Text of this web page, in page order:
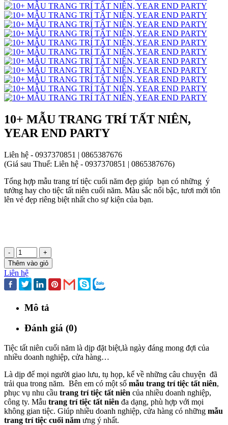
10+ MẪU TRANG TRÍ TẤT NIÊN,
YEAR END PARTY
Liên hệ - 0937370851 | 0865387676
(Giá sau Thuế: Liên hệ - 0937370851 | 0865387676)
Tổng hợp mẫu trang trí tiệc cuối năm đẹp giúp bạn có những ý
tưởng hay cho tiệc tất niên cuối năm. Màu sắc nổi bậc, tươi mới tôn
lên vẻ đẹp riêng biệt nhất cho sự kiện của bạn.
-
+
Thêm vào giỏ
Liên hệ
Mô tả
Đánh giá (0)
Tiệc tất niên cuối năm là dịp đặt biệt,là ngày đáng mong đợi của
nhiều doanh nghiệp, cửa hàng…
Là dịp để mọi người giao lưu, tụ họp, kể về những câu chuyện đã
trải qua trong năm. Bên em có một số mẫu trang trí tiệc tất niên,
phục vụ nhu cầu trang trí tiệc tất niên của nhiều doanh nghiệp,
công ty. Mẫu trang trí tiệc tất niên đa dạng, phù hợp với mọi
không gian tiệc. Giúp nhiều doanh nghiệp, cửa hàng có những mẫu
trang trí tiệc cuối năm ưng ý nhất.